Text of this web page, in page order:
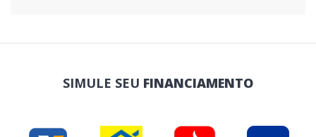
SIMULE SEU FINANCIAMENTO